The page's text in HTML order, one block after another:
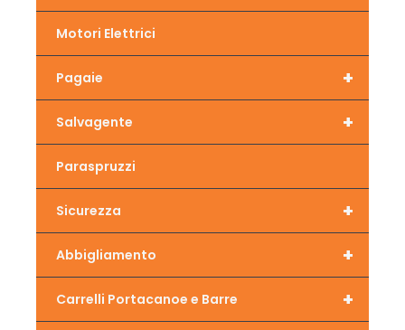
Motori Elettrici
+
Pagaie
+
Salvagente
Paraspruzzi
+
Sicurezza
+
Abbigliamento
+
Carrelli Portacanoe e Barre